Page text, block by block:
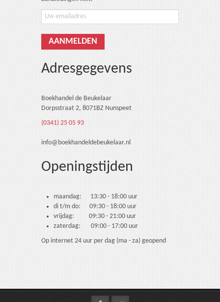
Adresgegevens
Boekhandel de Beukelaar
Dorpsstraat 2, 8071BZ Nunspeet
(0341) 25 05 93
info@boekhandeldebeukelaar.nl
Openingstijden
maandag: 13:30 - 18:00 uur
di t/m do: 09:30 - 18:00 uur
vrijdag: 09:30 - 21:00 uur
zaterdag: 09:00 - 17:00 uur
Op internet 24 uur per dag (ma - za) geopend